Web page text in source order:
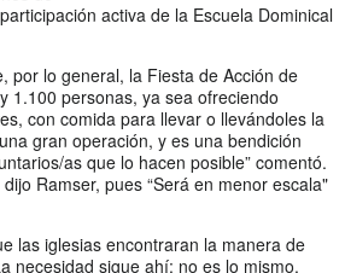
activa de la Escuela Dominical
por lo general, la Fiesta de Acción de
1.100 personas, ya sea ofreciendo
con comida para llevar o llevándoles la
gran operación, y es una bendición
as que lo hacen posible” comentó.
Ramser, pues “Será en menor escala"
las iglesias encontraran la manera de
necesidad sigue ahí; no es lo mismo,